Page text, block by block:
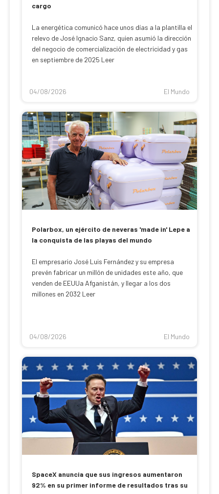
cargo
La energética comunicó hace unos días a la plantilla el
relevo de José Ignacio Sanz, quien asumió la dirección
del negocio de comercialización de electricidad y gas
en septiembre de 2025 Leer
04/08/2026 El Mundo
Polarbox, un ejército de neveras 'made in' Lepe a
la conquista de las playas del mundo
El empresario José Luis Fernández y su empresa
prevén fabricar un millón de unidades este año, que
venden de EEUUa Afganistán, y llegar a los dos
millones en 2032 Leer
04/08/2026 El Mundo
SpaceX anuncia que sus ingresos aumentaron
92% en su primer informe de resultados tras su